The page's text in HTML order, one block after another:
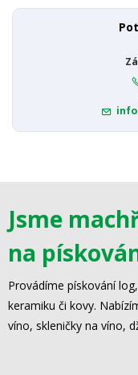
Jsme
na
Provádíme pískování
keramiku či kovy.
víno, skleničky na víno,